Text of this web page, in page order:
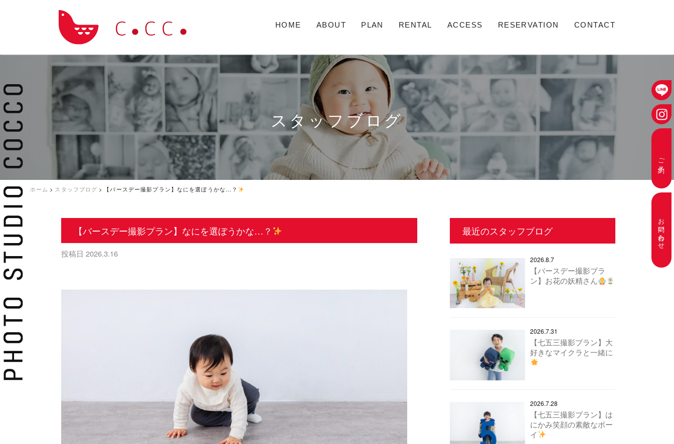
HOME ABOUT PLAN RENTAL ACCESS RESERVATION CONTACT
スタッフブログ
ホーム > スタッフブログ > 【バースデー撮影プラン】なにを選ぼうかな…？
【バースデー撮影プラン】なにを選ぼうかな…？
投稿日 2026.3.16
最近のスタッフブログ
2026.8.7
【バースデー撮影プラ
ン】お花の妖精さん
2026.7.31
【七五三撮影プラン】大
好きなマイクラと一緒に
2026.7.28
【七五三撮影プラン】は
にかみ笑顔の素敵なボー
イ
ご予約
お問い合わせ